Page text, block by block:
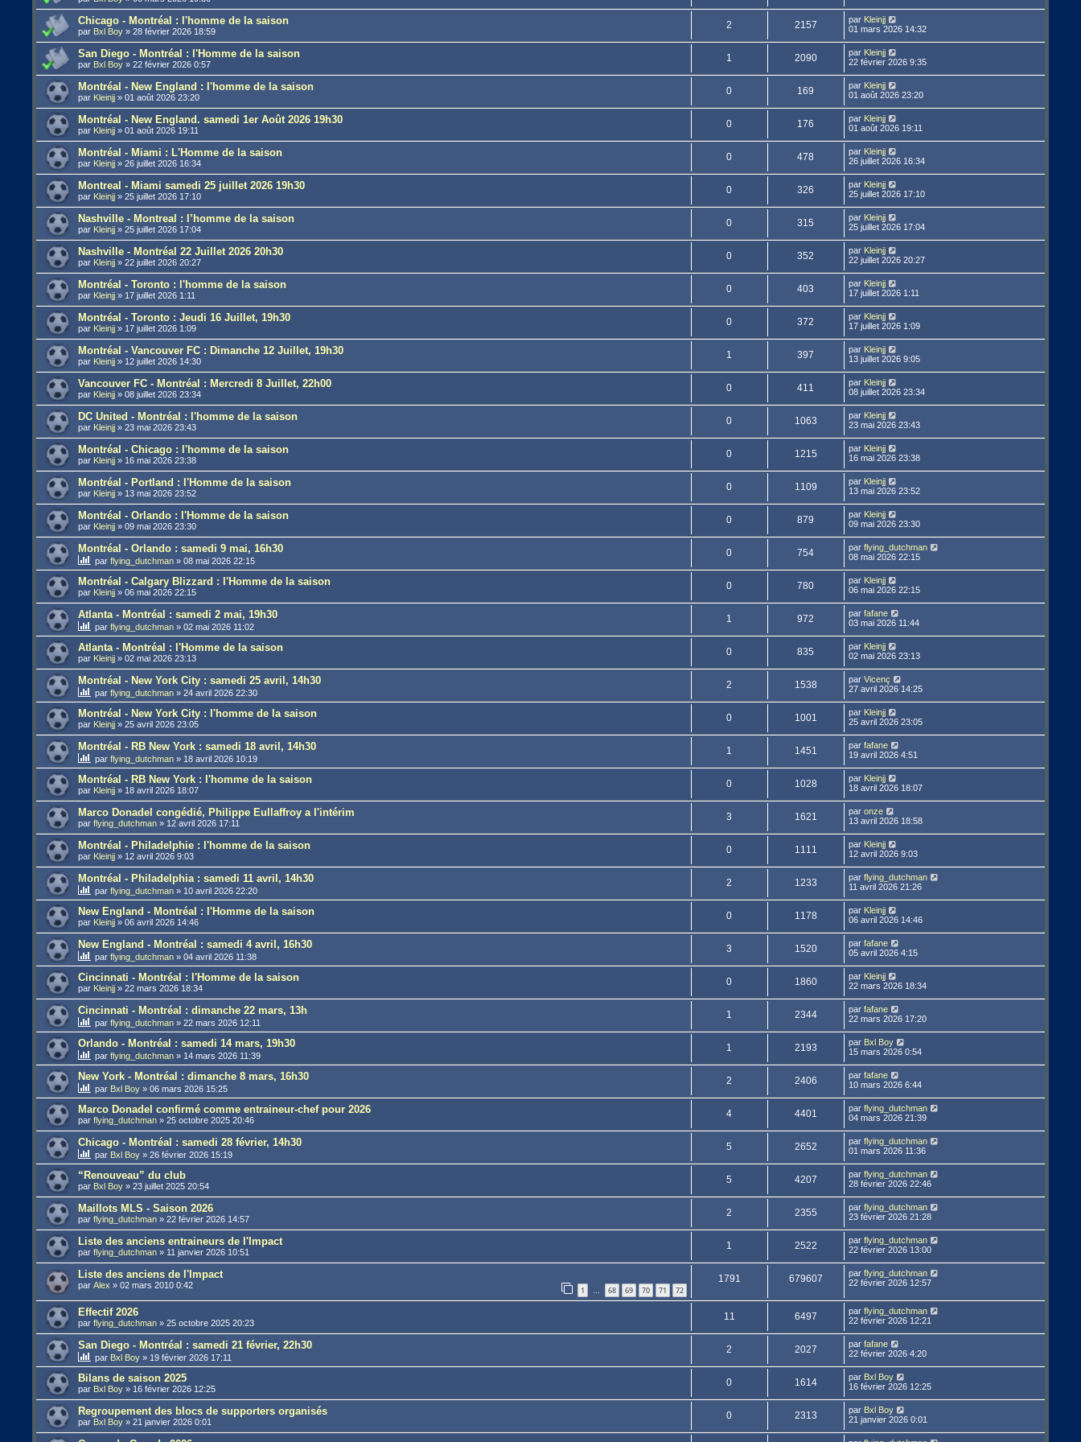
Chicago - Montréal : l'homme de la saison
par Bxl Boy »28 février 2026 18:59
2 2157 par Kleinjj
01 mars 2026 14:32
San Diego - Montréal : l'Homme de la saison
par Bxl Boy »22 février 2026 0:57
1 2090 par Kleinjj
22 février 2026 9:35
Montréal - New England : l'homme de la saison
par Kleinjj »01 août 2026 23:20
0 169 par Kleinjj
01 août 2026 23:20
Montréal - New England. samedi 1er Août 2026 19h30
par Kleinjj »01 août 2026 19:11
0 176 par Kleinjj
01 août 2026 19:11
Montréal - Miami : L'Homme de la saison
par Kleinjj »26 juillet 2026 16:34
0 478 par Kleinjj
26 juillet 2026 16:34
Montreal - Miami samedi 25 juillet 2026 19h30
par Kleinjj »25 juillet 2026 17:10
0 326 par Kleinjj
25 juillet 2026 17:10
Nashville - Montreal : l’homme de la saison
par Kleinjj »25 juillet 2026 17:04
0 315 par Kleinjj
25 juillet 2026 17:04
Nashville - Montréal 22 Juillet 2026 20h30
par Kleinjj »22 juillet 2026 20:27
0 352 par Kleinjj
22 juillet 2026 20:27
Montréal - Toronto : l'homme de la saison
par Kleinjj » 17 juillet 2026 1:11
0 403 par Kleinjj
17 juillet 2026 1:11
Montréal - Toronto : Jeudi 16 Juillet, 19h30
par Kleinjj » 17 juillet 2026 1:09
0 372 par Kleinjj
17 juillet 2026 1:09
Montréal - Vancouver FC : Dimanche 12 Juillet, 19h30
par Kleinjj » 12 juillet 2026 14:30
1 397 par Kleinjj
13 juillet 2026 9:05
Vancouver FC - Montréal : Mercredi 8 Juillet, 22h00
par Kleinjj »08 juillet 2026 23:34
0 411 par Kleinjj
08 juillet 2026 23:34
DC United - Montréal : l'homme de la saison
par Kleinjj »23 mai 2026 23:43
0 1063 par Kleinjj
23 mai 2026 23:43
Montréal - Chicago : l'homme de la saison
par Kleinjj » 16 mai 2026 23:38
0 1215 par Kleinjj
16 mai 2026 23:38
Montréal - Portland : l'Homme de la saison
par Kleinjj » 13 mai 2026 23:52
0 1109 par Kleinjj
13 mai 2026 23:52
Montréal - Orlando : l'Homme de la saison
par Kleinjj »09 mai 2026 23:30
0 879 par Kleinjj
09 mai 2026 23:30
Montréal - Orlando : samedi 9 mai, 16h30
parflying_dutchman »08 mai 2026 22:15
0 754 par flying_dutchman
08 mai 2026 22:15
Montréal - Calgary Blizzard : l'Homme de la saison
par Kleinjj »06 mai 2026 22:15
0 780 par Kleinjj
06 mai 2026 22:15
Atlanta - Montréal : samedi 2 mai, 19h30
parflying_dutchman »02 mai 2026 11:02
1 972 par fafane
03 mai 2026 11:44
Atlanta - Montréal : l'Homme de la saison
par Kleinjj »02 mai 2026 23:13
0 835 par Kleinjj
02 mai 2026 23:13
Montréal - New York City : samedi 25 avril, 14h30
parflying_dutchman »24 avril 2026 22:30
2 1538 par Vicenç
27 avril 2026 14:25
Montréal - New York City : l'homme de la saison
par Kleinjj »25 avril 2026 23:05
0 1001 par Kleinjj
25 avril 2026 23:05
Montréal - RB New York : samedi 18 avril, 14h30
parflying_dutchman » 18 avril 2026 10:19
1 1451 par fafane
19 avril 2026 4:51
Montréal - RB New York : l'homme de la saison
par Kleinjj » 18 avril 2026 18:07
0 1028 par Kleinjj
18 avril 2026 18:07
Marco Donadel congédié, Philippe Eullaffroy a l'intérim
parflying_dutchman » 12 avril 2026 17:11
3 1621 par onze
13 avril 2026 18:58
Montréal - Philadelphie : l'homme de la saison
par Kleinjj » 12 avril 2026 9:03
0 1111 par Kleinjj
12 avril 2026 9:03
Montréal - Philadelphia : samedi 11 avril, 14h30
parflying_dutchman » 10 avril 2026 22:20
2 1233 par flying_dutchman
11 avril 2026 21:26
New England - Montréal : l'Homme de la saison
par Kleinjj »06 avril 2026 14:46
0 1178 par Kleinjj
06 avril 2026 14:46
New England - Montréal : samedi 4 avril, 16h30
parflying_dutchman »04 avril 2026 11:38
3 1520 par fafane
05 avril 2026 4:15
Cincinnati - Montréal : l'Homme de la saison
par Kleinjj »22 mars 2026 18:34
0 1860 par Kleinjj
22 mars 2026 18:34
Cincinnati - Montréal : dimanche 22 mars, 13h
parflying_dutchman »22 mars 2026 12:11
1 2344 par fafane
22 mars 2026 17:20
Orlando - Montréal : samedi 14 mars, 19h30
parflying_dutchman » 14 mars 2026 11:39
1 2193 par Bxl Boy
15 mars 2026 0:54
New York - Montréal : dimanche 8 mars, 16h30
par Bxl Boy »06 mars 2026 15:25
2 2406 par fafane
10 mars 2026 6:44
Marco Donadel confirmé comme entraineur-chef pour 2026
parflying_dutchman »25 octobre 2025 20:46
4 4401 par flying_dutchman
04 mars 2026 21:39
Chicago - Montréal : samedi 28 février, 14h30
par Bxl Boy »26 février 2026 15:19
5 2652 par flying_dutchman
01 mars 2026 11:36
“Renouveau” du club
par Bxl Boy »23 juillet 2025 20:54
5 4207 par flying_dutchman
28 février 2026 22:46
Maillots MLS - Saison 2026
parflying_dutchman »22 février 2026 14:57
2 2355 par flying_dutchman
23 février 2026 21:28
Liste des anciens entraineurs de l'Impact
parflying_dutchman » 11 janvier 2026 10:51
1 2522 par flying_dutchman
22 février 2026 13:00
Liste des anciens de l'Impact
parAlex »02 mars 2010 0:42 1 … 68 69 70 71 72
1791 679607 par flying_dutchman
22 février 2026 12:57
Effectif 2026
parflying_dutchman »25 octobre 2025 20:23
11 6497 par flying_dutchman
22 février 2026 12:21
San Diego - Montréal : samedi 21 février, 22h30
par Bxl Boy » 19 février 2026 17:11
2 2027 par fafane
22 février 2026 4:20
Bilans de saison 2025
par Bxl Boy » 16 février 2026 12:25
0 1614 par Bxl Boy
16 février 2026 12:25
Regroupement des blocs de supporters organisés
par Bxl Boy »21 janvier 2026 0:01
0 2313 par Bxl Boy
21 janvier 2026 0:01